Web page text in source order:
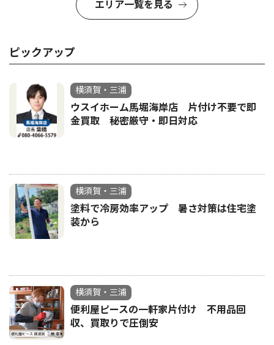
エリア一覧を見る
ピックアップ
横須賀・三浦
ウスイホーム馬堀海岸店 片付け不要で即
金買取 秘密厳守・即日対応
横須賀・三浦
塗料で冷房効率アップ 暑さ対策は住宅塗
装から
横須賀・三浦
便利屋ピースの一軒家片付け 不用品回
収、買取りで圧倒安